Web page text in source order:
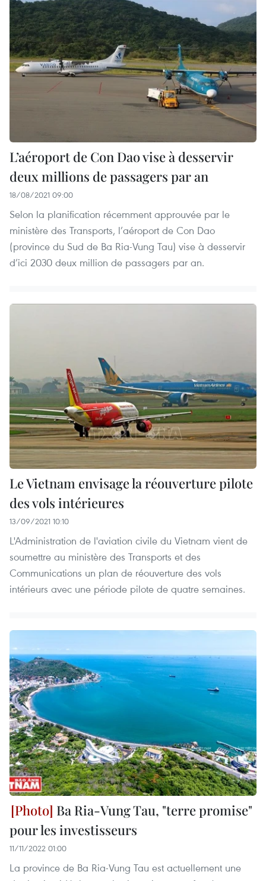
L’aéroport de Con Dao vise à desservir
deux millions de passagers par an
18/08/2021 09:00
Selon la planification récemment approuvée par le
ministère des Transports, l’aéroport de Con Dao
(province du Sud de Ba Ria-Vung Tau) vise à desservir
d’ici 2030 deux million de passagers par an.
Le Vietnam envisage la réouverture pilote
des vols intérieures
13/09/2021 10:10
L'Administration de l'aviation civile du Vietnam vient de
soumettre au ministère des Transports et des
Communications un plan de réouverture des vols
intérieurs avec une période pilote de quatre semaines.
Ba Ria-Vung Tau, "terre promise"
pour les investisseurs
11/11/2022 01:00
La province de Ba Ria-Vung Tau est actuellement une